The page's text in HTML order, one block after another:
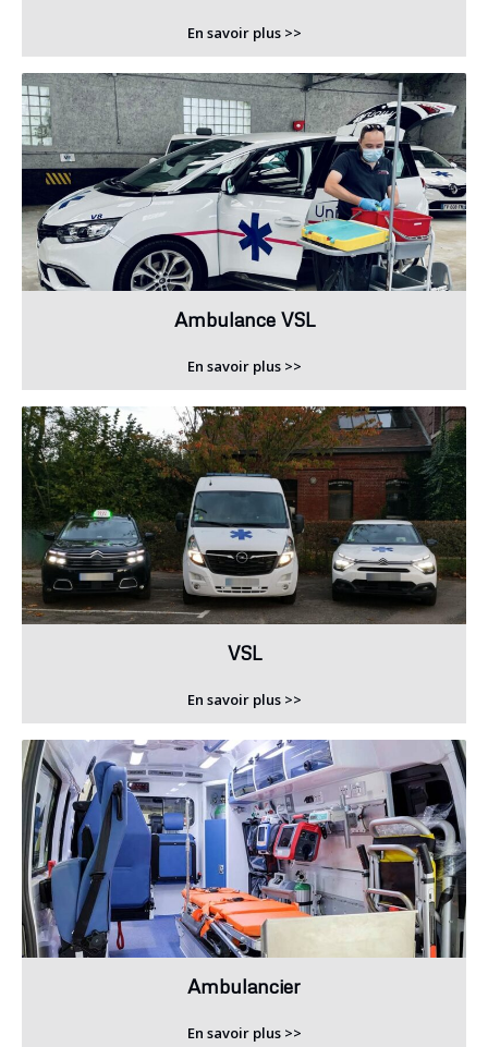
En savoir plus >>
Ambulance VSL
En savoir plus >>
VSL
En savoir plus >>
Ambulancier
En savoir plus >>